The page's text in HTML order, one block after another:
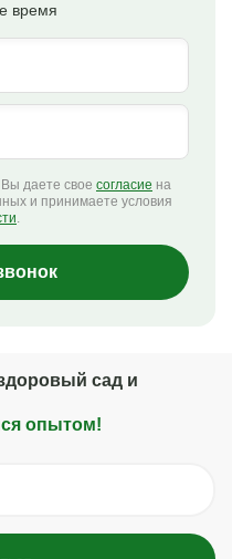
время
даете свое согласие на
и принимаете условия
.
сад и
опытом!